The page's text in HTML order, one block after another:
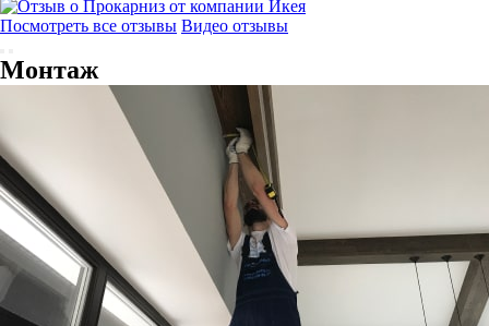
Посмотреть все отзывы Видео отзывы
Монтаж